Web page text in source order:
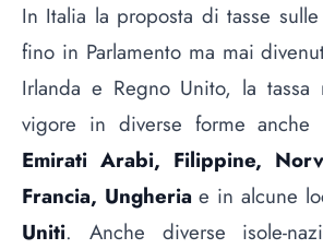
In Italia la proposta di tasse
fino in Parlamento ma mai
Irlanda e Regno Unito, la
vigore in diverse forme
Emirati Arabi, Filippine,
Francia, Ungheria e in alcune
Uniti. Anche diverse isole-